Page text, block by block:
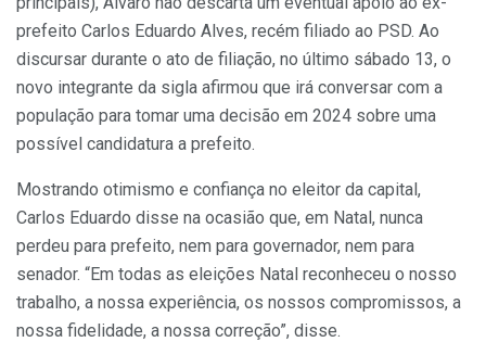
prefeito Carlos Eduardo Alves, recém filiado ao PSD. Ao
discursar durante o ato de filiação, no último sábado 13, o
novo integrante da sigla afirmou que irá conversar com a
população para tomar uma decisão em 2024 sobre uma
possível candidatura a prefeito.
Mostrando otimismo e confiança no eleitor da capital,
Carlos Eduardo disse na ocasião que, em Natal, nunca
perdeu para prefeito, nem para governador, nem para
senador. “Em todas as eleições Natal reconheceu o nosso
trabalho, a nossa experiência, os nossos compromissos, a
nossa fidelidade, a nossa correção”, disse.